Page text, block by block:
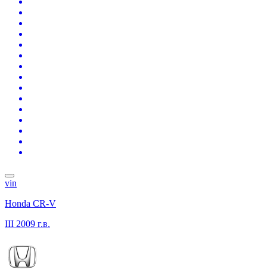
vin
Honda CR-V
III 2009 г.в.